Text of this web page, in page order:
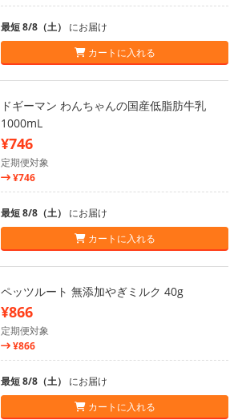
最短 8/8（土） にお届け
カートに入れる
ドギーマン わんちゃんの国産低脂肪牛乳
1000mL
¥746
定期便対象
¥746
最短 8/8（土） にお届け
カートに入れる
ペッツルート 無添加やぎミルク 40g
¥866
定期便対象
¥866
最短 8/8（土） にお届け
カートに入れる